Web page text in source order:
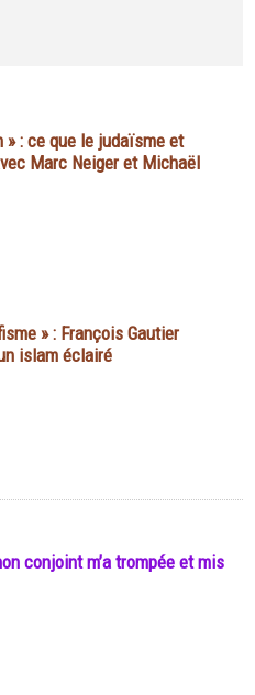
: ce que le judaïsme et
Marc Neiger et Michaël
» : François Gautier
islam éclairé
conjoint m’a trompée et mis